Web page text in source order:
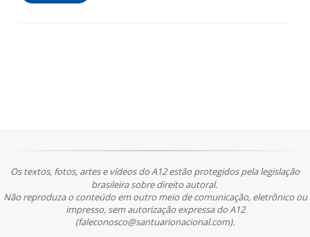
Os textos, fotos, artes e vídeos do A12 estão protegidos pela legislação
brasileira sobre direito autoral.
Não reproduza o conteúdo em outro meio de comunicação, eletrônico ou
impresso, sem autorização expressa do A12
(faleconosco@santuarionacional.com).